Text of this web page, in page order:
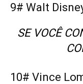
9# Walt
SE VOCÊ
10# Vince